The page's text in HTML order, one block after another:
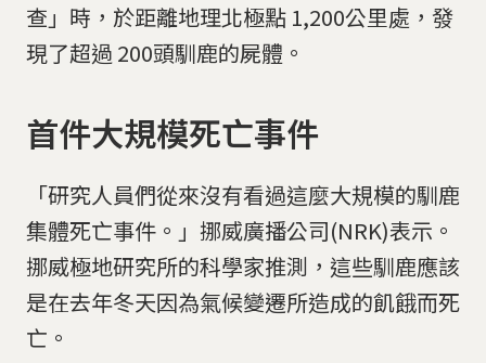
查」時，於距離地理北極點 1,200公里處，發
現了超過 200頭馴鹿的屍體。
首件大規模死亡事件
「研究人員們從來沒有看過這麼大規模的馴鹿
集體死亡事件。」挪威廣播公司(NRK)表示。
挪威極地研究所的科學家推測，這些馴鹿應該
是在去年冬天因為氣候變遷所造成的飢餓而死
亡。